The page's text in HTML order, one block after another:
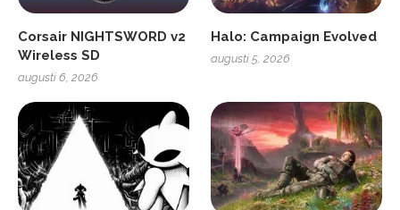
Corsair NIGHTSWORD v2
Wireless SD
augusti 6, 2026
Halo: Campaign Evolved
augusti 5, 2026